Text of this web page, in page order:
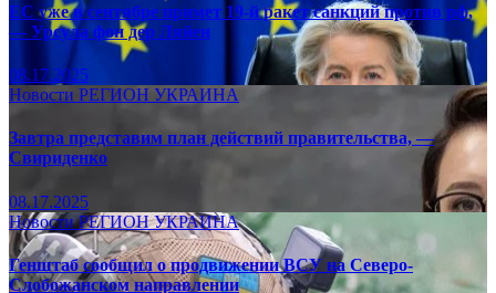
ЕС уже в сентябре примет 19-й ракет санкций против рф,
— Урсула фон дер Ляйен
08.17.2025
Новости РЕГИОН УКРАИНА
Завтра представим план действий правительства, —
Свириденко
08.17.2025
НовостиРЕГИОНУКРАИНА
Генштаб сообщил о продвижении ВСУ на Северо-
Слобожанском направлении